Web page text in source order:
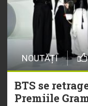
NOUTĂȚI
BTS se
Premiile